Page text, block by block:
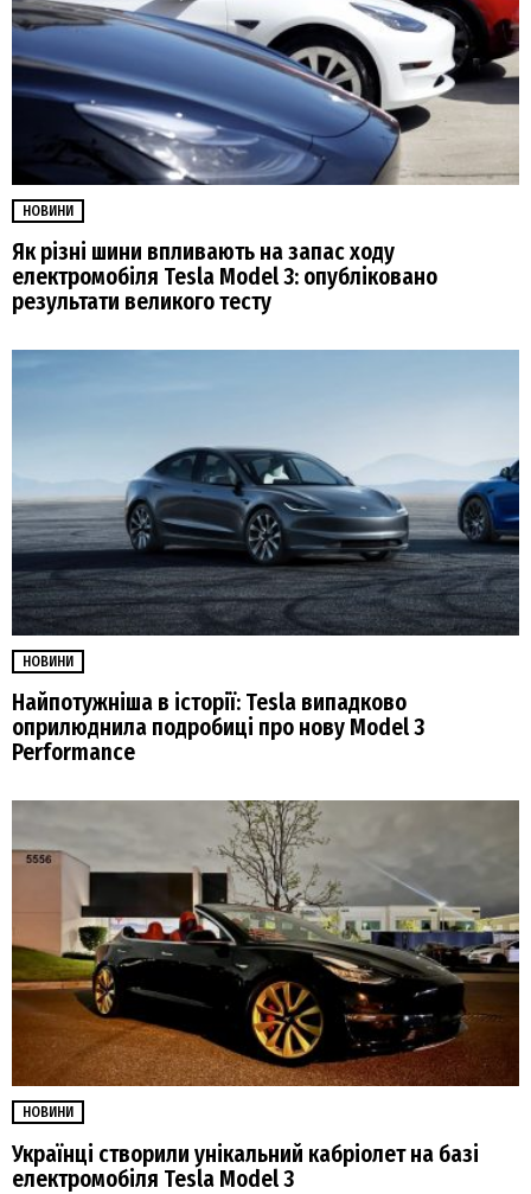
НОВИНИ
Як різні шини впливають на запас ходу
електромобіля Tesla Model 3: опубліковано
результати великого тесту
НОВИНИ
Найпотужніша в історії: Tesla випадково
оприлюднила подробиці про нову Model 3
Performance
НОВИНИ
Українці створили унікальний кабріолет на базі
електромобіля Tesla Model 3